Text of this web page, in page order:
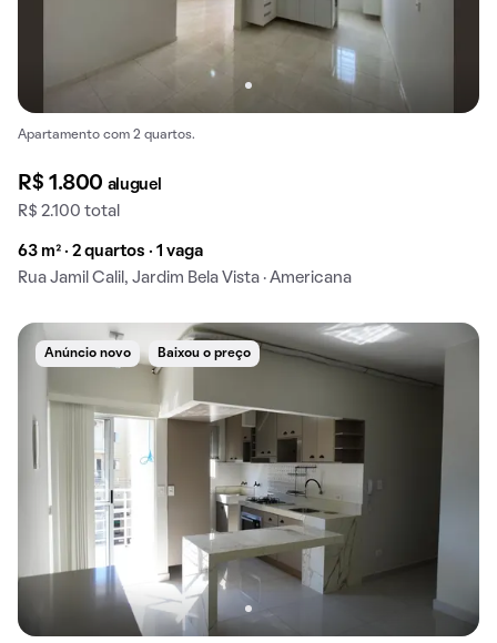
Apartamento com 2 quartos.
R$ 1.800 aluguel
R$ 2.100 total
63 m² · 2 quartos · 1 vaga
Rua Jamil Calil, Jardim Bela Vista · Americana
Anúncio novo Baixou o preço